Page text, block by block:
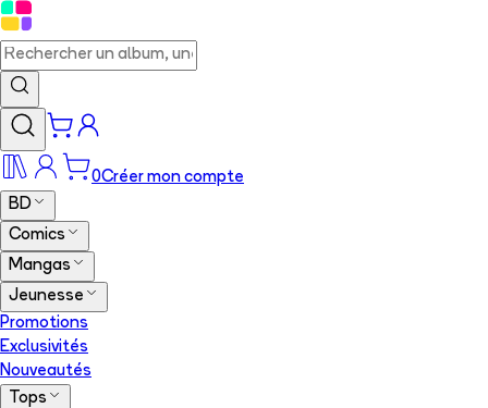
0Créer mon compte
BD
Comics
Mangas
Jeunesse
Promotions
Exclusivités
Nouveautés
Tops